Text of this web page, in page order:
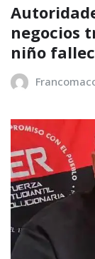
negocios
niño